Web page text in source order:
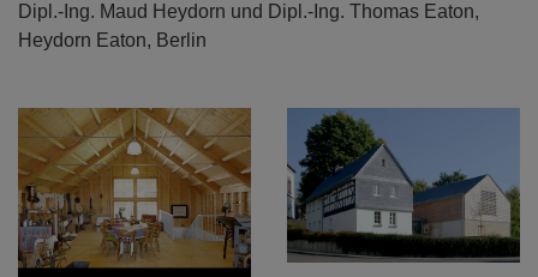
Dipl.-Ing. Maud Heydorn und Dipl.-Ing. Thomas Eaton,
Heydorn Eaton, Berlin